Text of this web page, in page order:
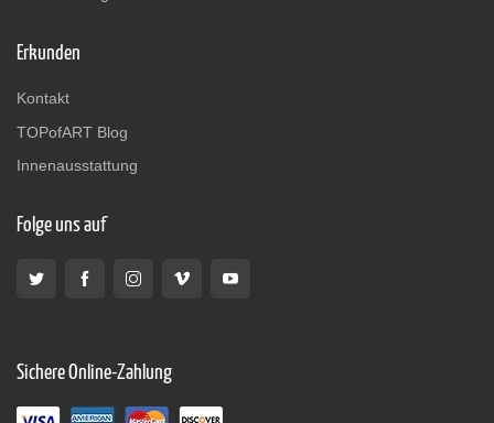
Erkunden
Kontakt
TOPofART Blog
Innenausstattung
Folge uns auf
Sichere Online-Zahlung